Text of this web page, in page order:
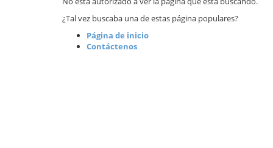
¿Tal vez buscaba una de estas página populares?
Página de inicio
Contáctenos